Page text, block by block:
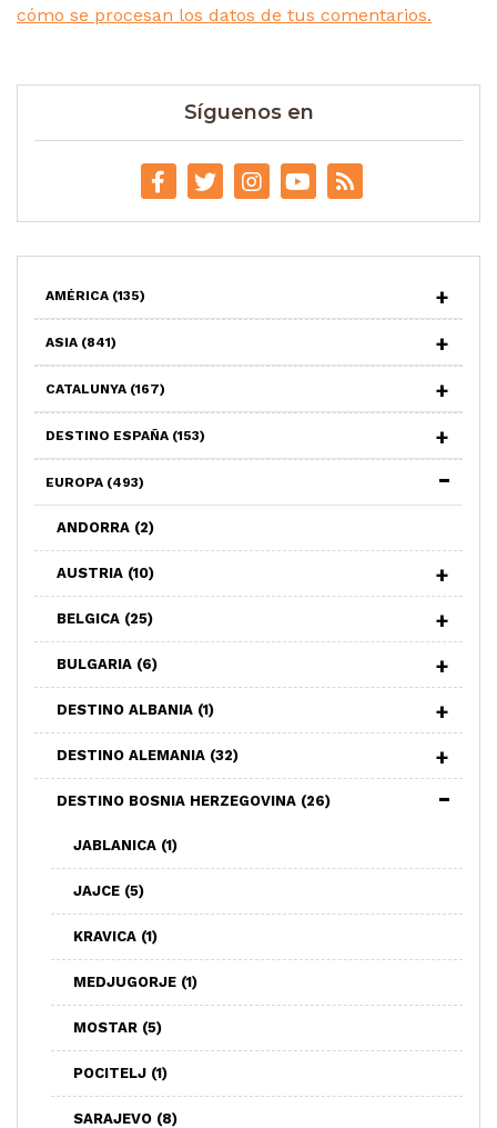
cómo se procesan los datos de tus comentarios.
Síguenos en
AMÉRICA (135)
ASIA (841)
CATALUNYA (167)
DESTINO ESPAÑA (153)
EUROPA (493)
ANDORRA (2)
AUSTRIA (10)
BELGICA (25)
BULGARIA (6)
DESTINO ALBANIA (1)
DESTINO ALEMANIA (32)
DESTINO BOSNIA HERZEGOVINA (26)
JABLANICA (1)
JAJCE (5)
KRAVICA (1)
MEDJUGORJE (1)
MOSTAR (5)
POCITELJ (1)
SARAJEVO (8)